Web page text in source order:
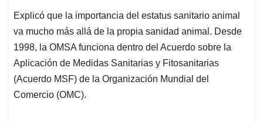
Explicó que la importancia del estatus sanitario animal
va mucho más allá de la propia sanidad animal. Desde
1998, la OMSA funciona dentro del Acuerdo sobre la
Aplicación de Medidas Sanitarias y Fitosanitarias
(Acuerdo MSF) de la Organización Mundial del
Comercio (OMC).